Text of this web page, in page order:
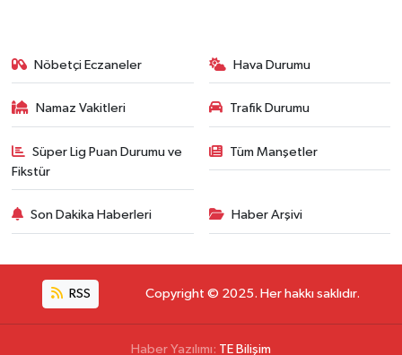
Nöbetçi Eczaneler Hava Durumu
Namaz Vakitleri Trafik Durumu
Süper Lig Puan Durumu ve
Fikstür
Tüm Manşetler
Son Dakika Haberleri Haber Arşivi
RSS Copyright © 2025. Her hakkı saklıdır.
Haber Yazılımı: TE Bilişim